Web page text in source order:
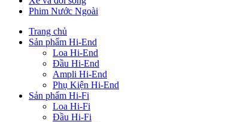
Phim Nước Ngoài
Trang chủ
Sản phẩm Hi-End
Loa Hi-End
Đầu Hi-End
Ampli Hi-End
Phụ Kiện Hi-End
Sản phẩm Hi-Fi
Loa Hi-Fi
Đầu Hi-Fi